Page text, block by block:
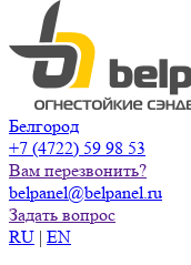
Белгород
+7 (4722) 59 98 53
Вам перезвонить?
belpanel@belpanel.ru
Задать вопрос
RU | EN